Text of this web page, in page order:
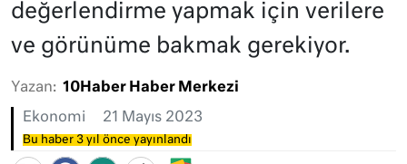
değerlendirme yapmak için verilere
ve görünüme bakmak gerekiyor.
Yazan: 10Haber Haber Merkezi
Ekonomi 21 Mayıs 2023
Bu haber 3 yıl önce yayınlandı